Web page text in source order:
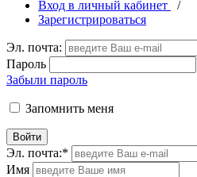
Вход в личный кабинет
/
Зарегистрироваться
Эл. почта:
Пароль
Забыли пароль
Запомнить меня
Войти
Эл. почта:*
Имя